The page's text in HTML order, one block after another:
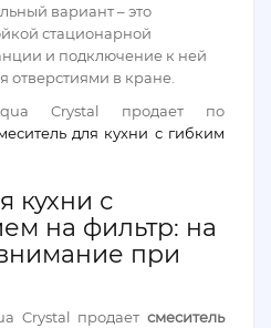
вариант – это
стационарной
и подключение к ней
отверстиями в кране.
Crystal продает по
для кухни с гибким
кухни с
на фильтр: на
при
Crystal продает смеситель